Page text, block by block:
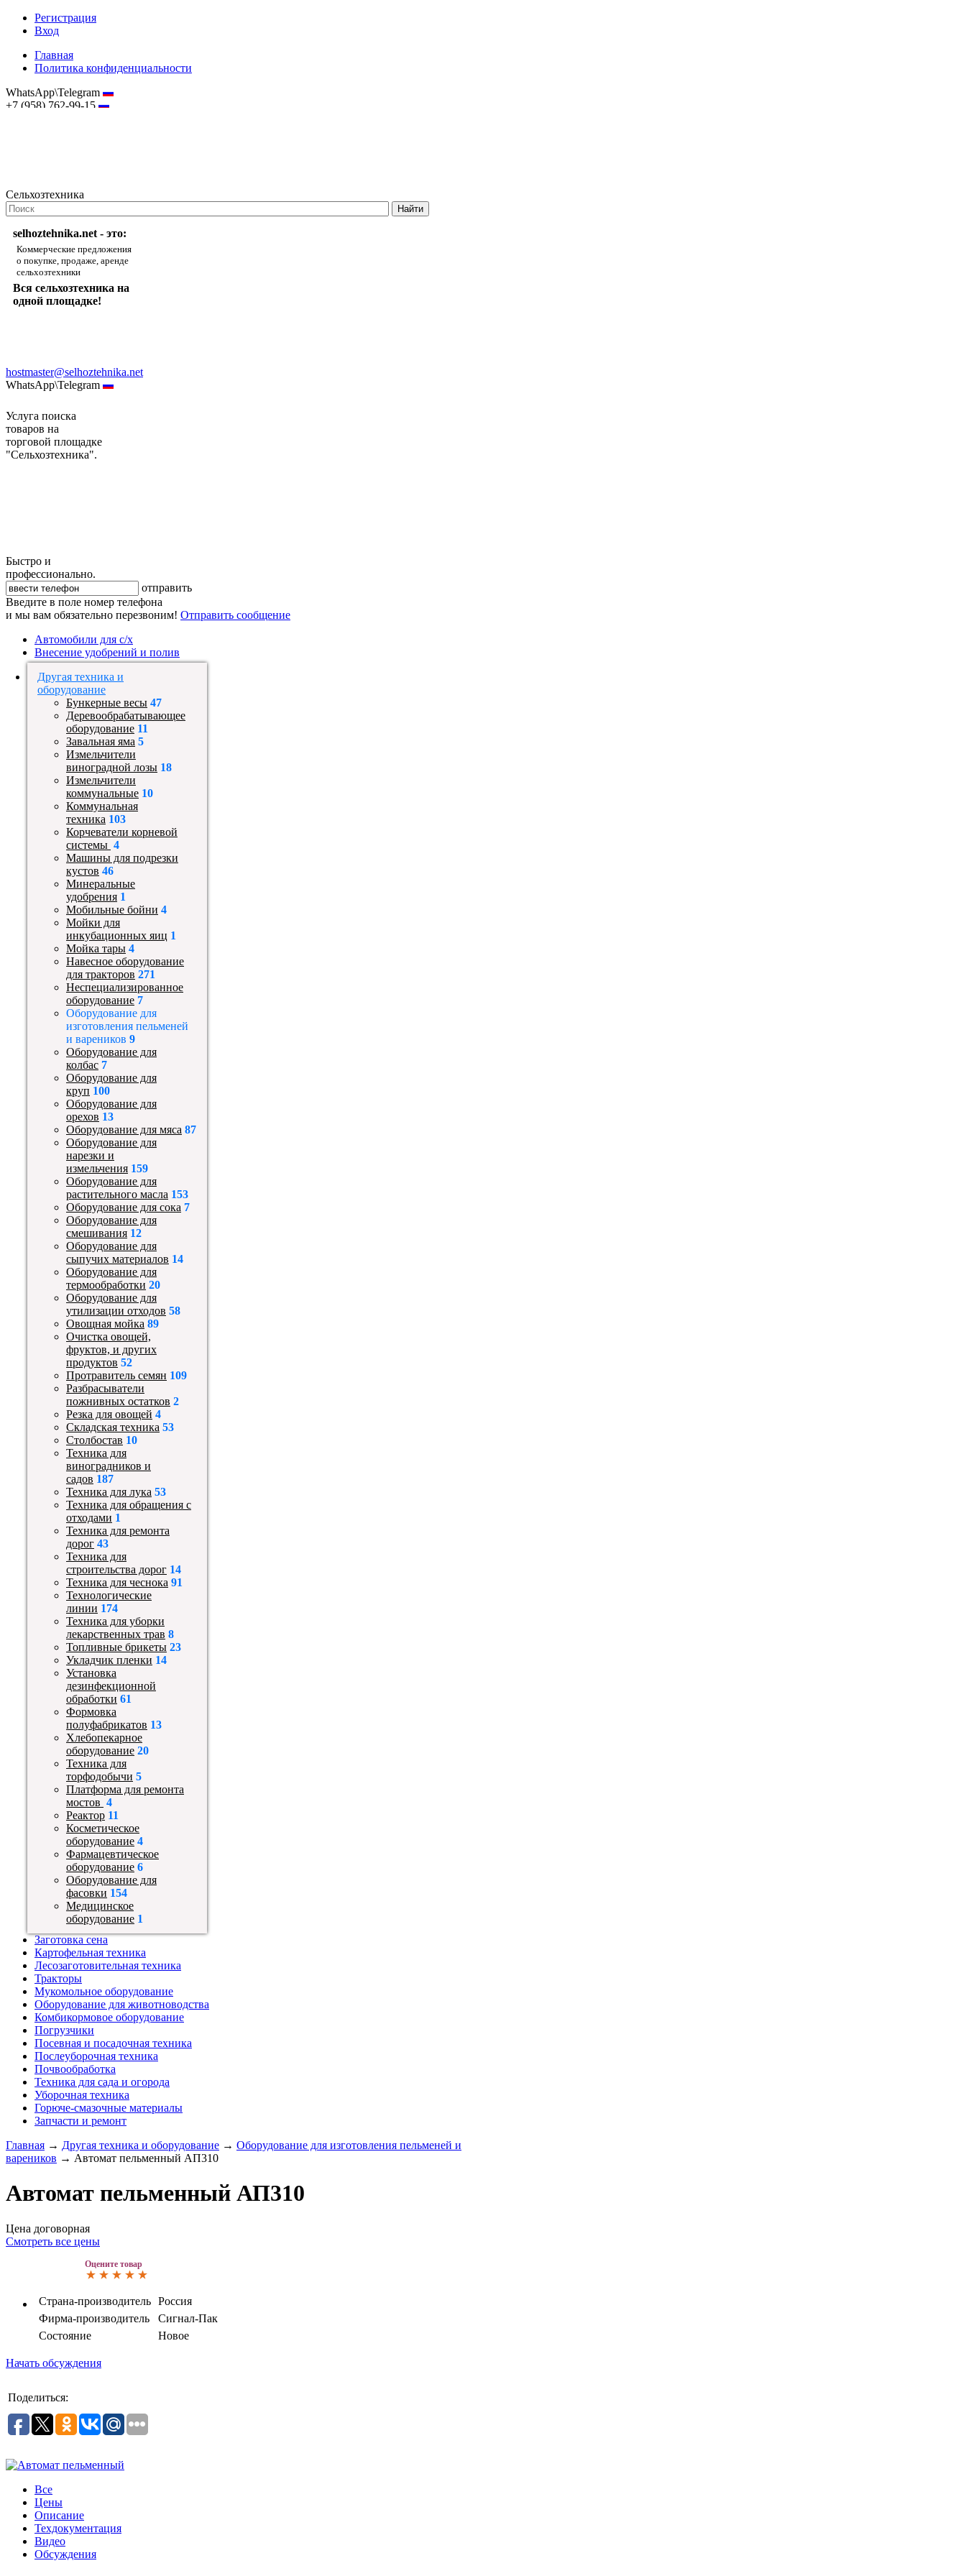
Регистрация
Вход
Главная
Политика конфиденциальности
WhatsApp\Telegram
+7 (958) 762-99-15
Сельхозтехника
selhoztehnika.net - это:
Коммерческие предложения
о покупке, продаже, аренде
сельхозтехники
Вся сельхозтехника на
одной площадке!
hostmaster@selhoztehnika.net
WhatsApp\Telegram
Услуга поиска
товаров на
торговой площадке
"Сельхозтехника".
Быстро и
профессионально.
отправить
Введите в поле номер телефона
и мы вам обязательно перезвоним! Отправить сообщение
Автомобили для с/х
Внесение удобрений и полив
Другая техника и
оборудование
Бункерные весы 47
Деревообрабатывающее
оборудование 11
Завальная яма 5
Измельчители
виноградной лозы 18
Измельчители
коммунальные 10
Коммунальная
техника 103
Корчеватели корневой
системы 4
Машины для подрезки
кустов 46
Минеральные
удобрения 1
Мобильные бойни 4
Мойки для
инкубационных яиц 1
Мойка тары 4
Навесное оборудование
для тракторов 271
Неспециализированное
оборудование 7
Оборудование для
изготовления пельменей
и вареников 9
Оборудование для
колбас 7
Оборудование для
круп 100
Оборудование для
орехов 13
Оборудование для мяса 87
Оборудование для
нарезки и
измельчения 159
Оборудование для
растительного масла 153
Оборудование для сока 7
Оборудование для
смешивания 12
Оборудование для
сыпучих материалов 14
Оборудование для
термообработки 20
Оборудование для
утилизации отходов 58
Овощная мойка 89
Очистка овощей,
фруктов, и других
продуктов 52
Протравитель семян 109
Разбрасыватели
пожнивных остатков 2
Резка для овощей 4
Складская техника 53
Столбостав 10
Техника для
виноградников и
садов 187
Техника для лука 53
Техника для обращения с
отходами 1
Техника для ремонта
дорог 43
Техника для
строительства дорог 14
Техника для чеснока 91
Технологические
линии 174
Техника для уборки
лекарственных трав 8
Топливные брикеты 23
Укладчик пленки 14
Установка
дезинфекционной
обработки 61
Формовка
полуфабрикатов 13
Хлебопекарное
оборудование 20
Техника для
торфодобычи 5
Платформа для ремонта
мостов 4
Реактор 11
Косметическое
оборудование 4
Фармацевтическое
оборудование 6
Оборудование для
фасовки 154
Медицинское
оборудование 1
Заготовка сена
Картофельная техника
Лесозаготовительная техника
Тракторы
Мукомольное оборудование
Оборудование для животноводства
Комбикормовое оборудование
Погрузчики
Посевная и посадочная техника
Послеуборочная техника
Почвообработка
Техника для сада и огорода
Уборочная техника
Горюче-смазочные материалы
Запчасти и ремонт
Главная → Другая техника и оборудование → Оборудование для изготовления пельменей и
вареников → Автомат пельменный АП310
Автомат пельменный АП310
Цена договорная
Смотреть все цены
Оцените товар
Страна-производитель Россия
Фирма-производитель
Сигнал-Пак
Состояние
Новое
Начать обсуждения
Поделиться:
Все
Цены
Описание
Техдокументация
Видео
Обсуждения